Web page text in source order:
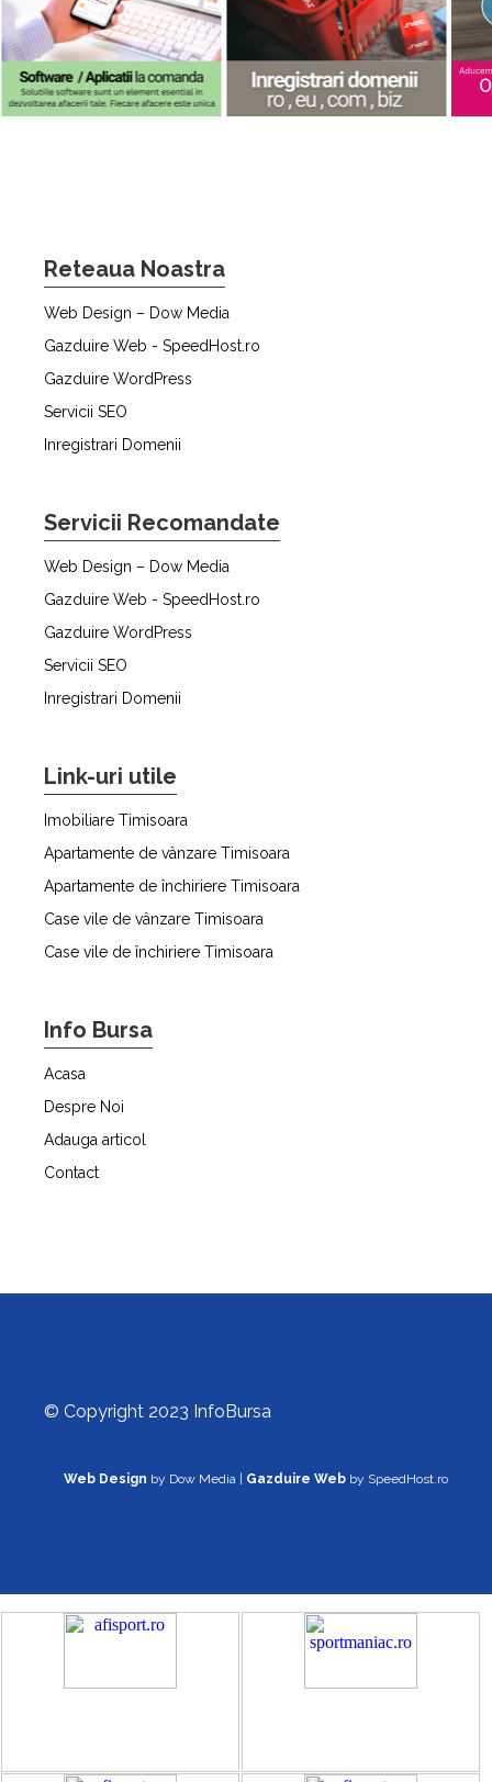
Reteaua Noastra
Web Design – Dow Media
Gazduire Web - SpeedHost.ro
Gazduire WordPress
Servicii SEO
Inregistrari Domenii
Servicii Recomandate
Web Design – Dow Media
Gazduire Web - SpeedHost.ro
Gazduire WordPress
Servicii SEO
Inregistrari Domenii
Link-uri utile
Imobiliare Timisoara
Apartamente de vânzare Timisoara
Apartamente de închiriere Timisoara
Case vile de vânzare Timisoara
Case vile de închiriere Timisoara
Info Bursa
Acasa
Despre Noi
Adauga articol
Contact
© Copyright 2023 InfoBursa
Web Design by Dow Media | Gazduire Web by SpeedHost.ro